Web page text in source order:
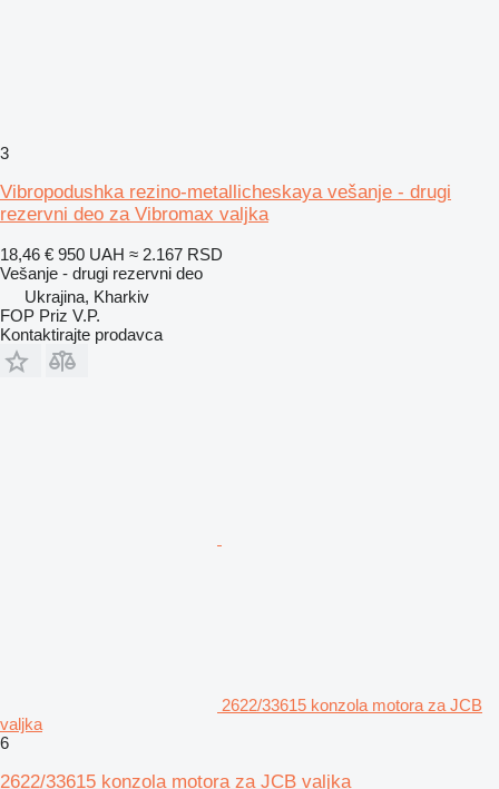
3
Vibropodushka rezino-metallicheskaya vešanje - drugi
rezervni deo za Vibromax valjka
18,46 € 950 UAH ≈ 2.167 RSD
Vešanje - drugi rezervni deo
Ukrajina, Kharkiv
FOP Priz V.P.
Kontaktirajte prodavca
2622/33615 konzola motora za JCB
valjka
6
2622/33615 konzola motora za JCB valjka